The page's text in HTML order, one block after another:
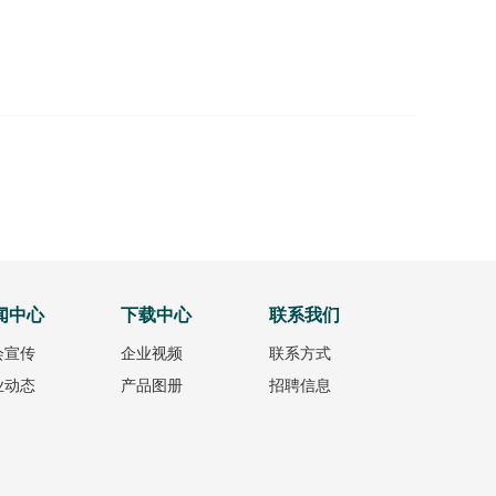
中心
宣传
动态
下载中心
企业视频
产品图册
联系我们
联系方式
招聘信息